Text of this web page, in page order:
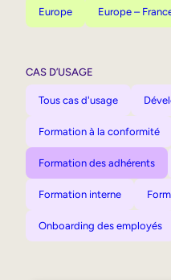
Europe Europe –
CAS D’USAGE
Tous cas d'usage
Formation à la conformité
Formation des adhérents
Formation interne
Onboarding des employés